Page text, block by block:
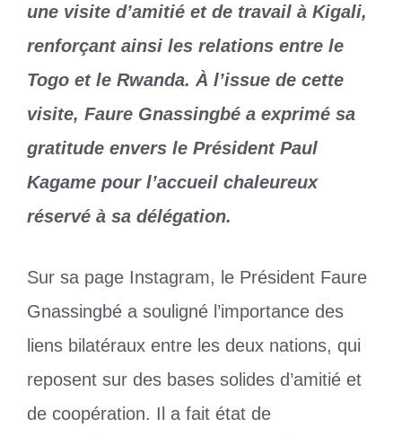
une visite d’amitié et de travail à Kigali,
renforçant ainsi les relations entre le
Togo et le Rwanda. À l’issue de cette
visite, Faure Gnassingbé a exprimé sa
gratitude envers le Président Paul
Kagame pour l’accueil chaleureux
réservé à sa délégation.
Sur sa page Instagram, le Président Faure
Gnassingbé a souligné l’importance des
liens bilatéraux entre les deux nations, qui
reposent sur des bases solides d’amitié et
de coopération. Il a fait état de